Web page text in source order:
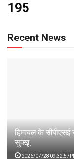
195
Recent News
हिमाचल के सीबीएसई
सुक्खू
2026/07/28